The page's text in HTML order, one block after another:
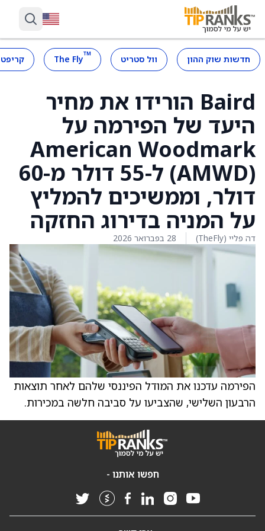
חדשות שוק ההון וול סטריט ™
The Fly
Baird הורידו את מחיר
היעד של הפירמה על
American Woodmark
(AMWD) ל-55 דולר מ-60
דולר, וממשיכים להמליץ
על המניה בדירוג החזקה
דה פליי (TheFly) 28 בפברואר 2026
הפירמה עדכנו את המודל הפיננסי שלהם לאחר תוצאות
הרבעון השלישי, שהצביעו על סביבה חלשה במכירות.
חפשו אותנו -